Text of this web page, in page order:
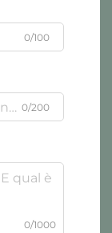
0/100
0/200
0/1000